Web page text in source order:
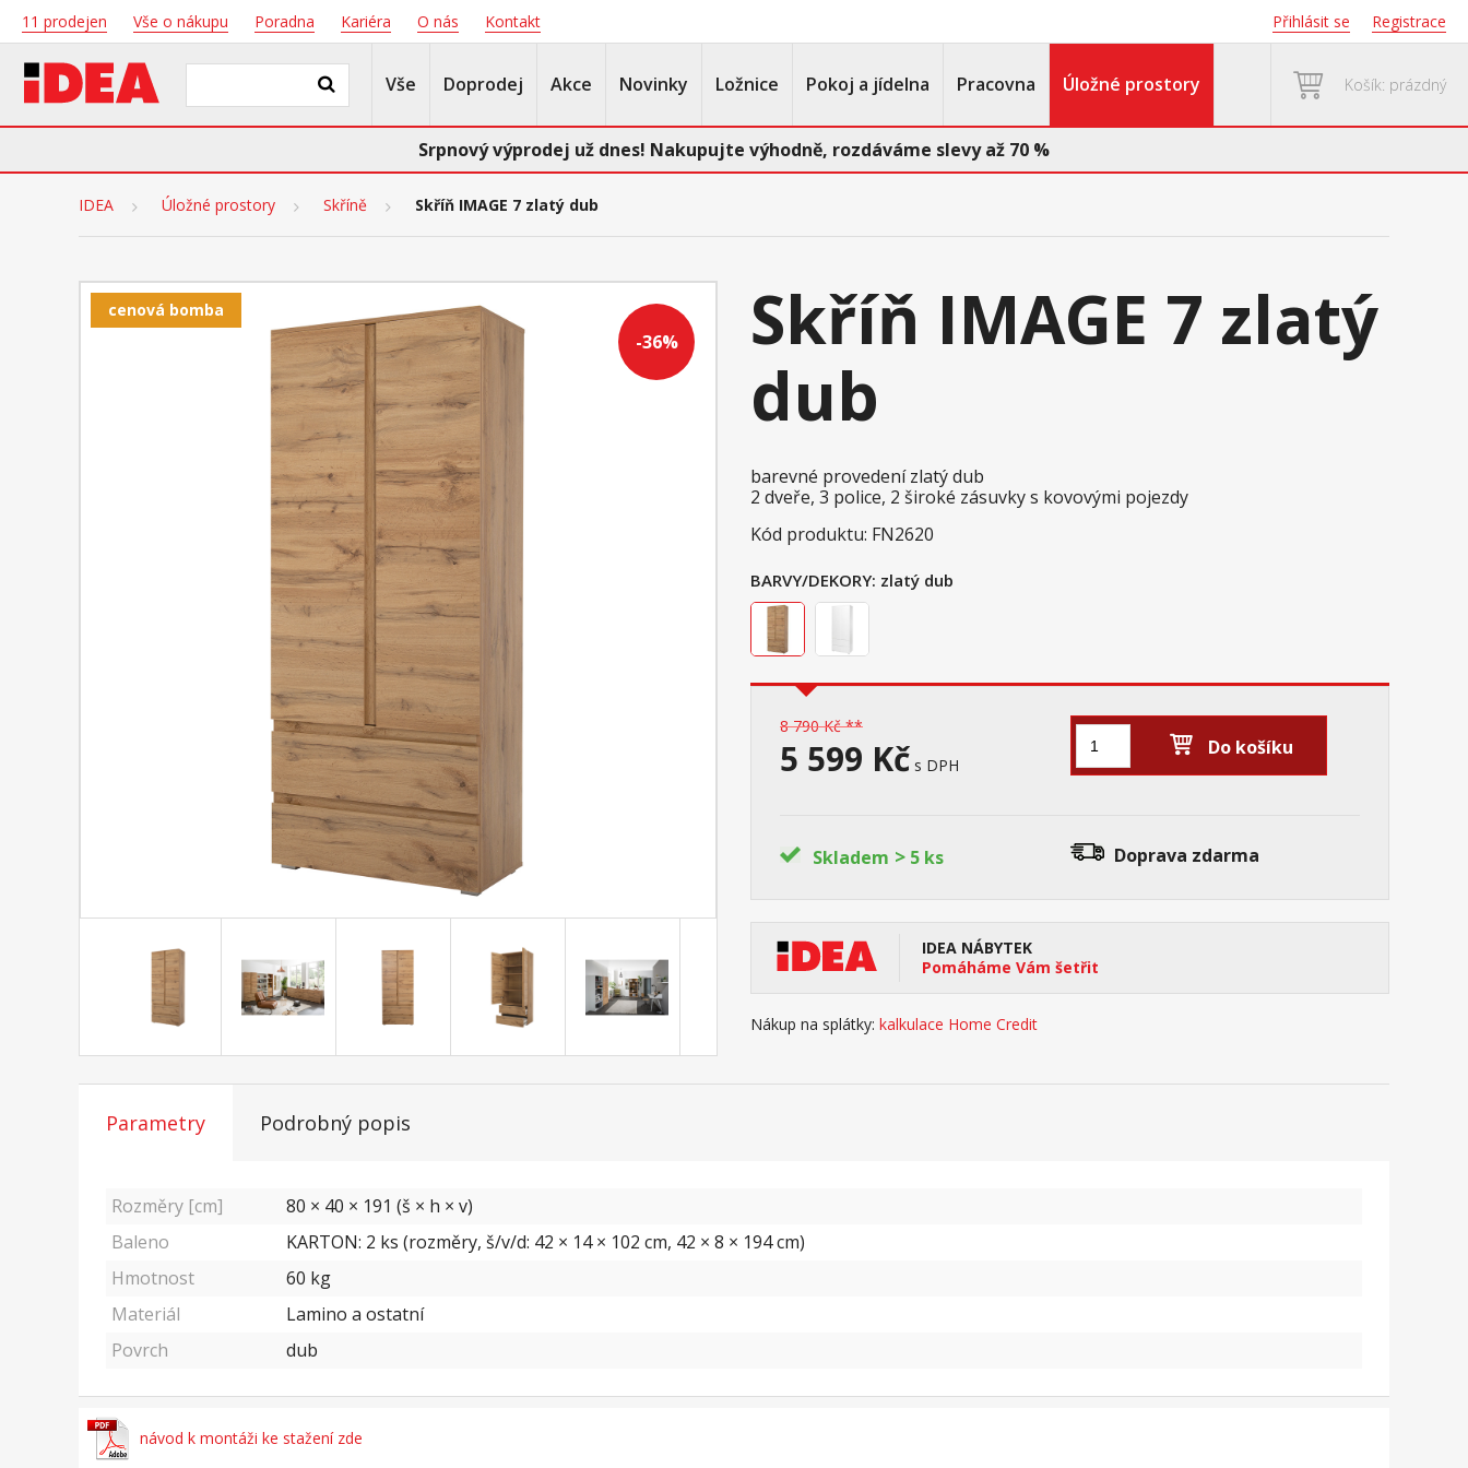
11 prodejen Vše o nákupu Poradna Kariéra O nás Kontakt Přihlásit se Registrace
Vše Doprodej Akce Novinky Ložnice Pokoj a jídelna Pracovna Úložné prostory Košík: prázdný
Srpnový výprodej už dnes! Nakupujte výhodně, rozdáváme slevy až 70 %
IDEA Úložné prostory Skříně Skříň IMAGE 7 zlatý dub
-36%
cenová bomba
Skříň IMAGE 7 zlatý
dub
barevné provedení zlatý dub
2 dveře, 3 police, 2 široké zásuvky s kovovými pojezdy
Kód produktu: FN2620
BARVY/DEKORY: zlatý dub
8 790 Kč **
5 599 Kč s DPH
Do košíku
Skladem > 5 ks Doprava zdarma
IDEA NÁBYTEK
Pomáháme Vám šetřit
Nákup na splátky: kalkulace Home Credit
Parametry Podrobný popis
Rozměry [cm]
80 × 40 × 191 (š × h × v)
Baleno
KARTON: 2 ks (rozměry, š/v/d: 42 × 14 × 102 cm, 42 × 8 × 194 cm)
Hmotnost
60 kg
Materiál
Lamino a ostatní
Povrch
dub
návod k montáži ke stažení zde